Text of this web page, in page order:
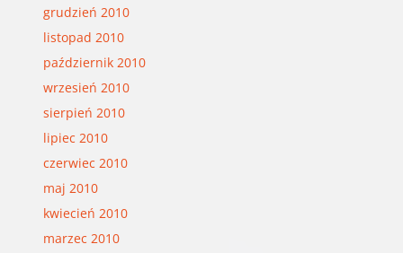
grudzień 2010
listopad 2010
październik 2010
wrzesień 2010
sierpień 2010
lipiec 2010
czerwiec 2010
maj 2010
kwiecień 2010
marzec 2010